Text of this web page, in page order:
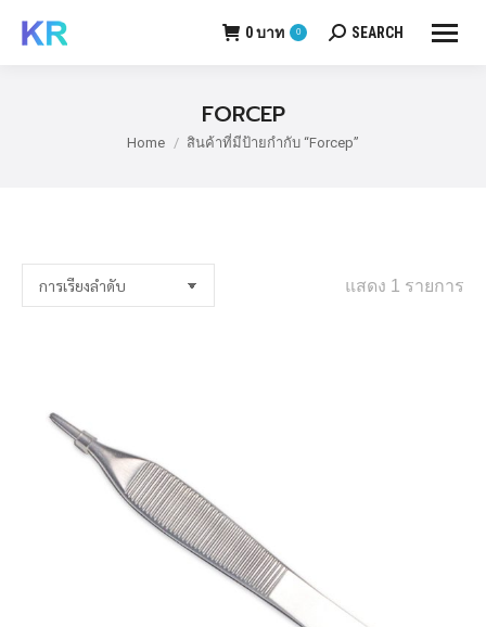
0บาท 0 Search:
SEARCH
FORCEP
You are here:
Home สินค้าที่มีป้ายกำกับ “Forcep”
แสดง 1 รายการ